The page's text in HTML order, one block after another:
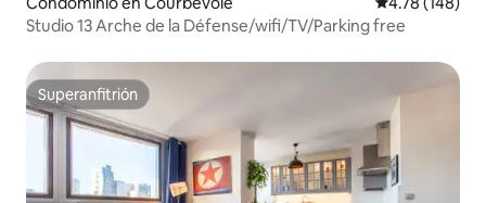
Studio 13 Arche de la Défense/wifi/TV/Parking free
Superanfitrión
Superanfitrión